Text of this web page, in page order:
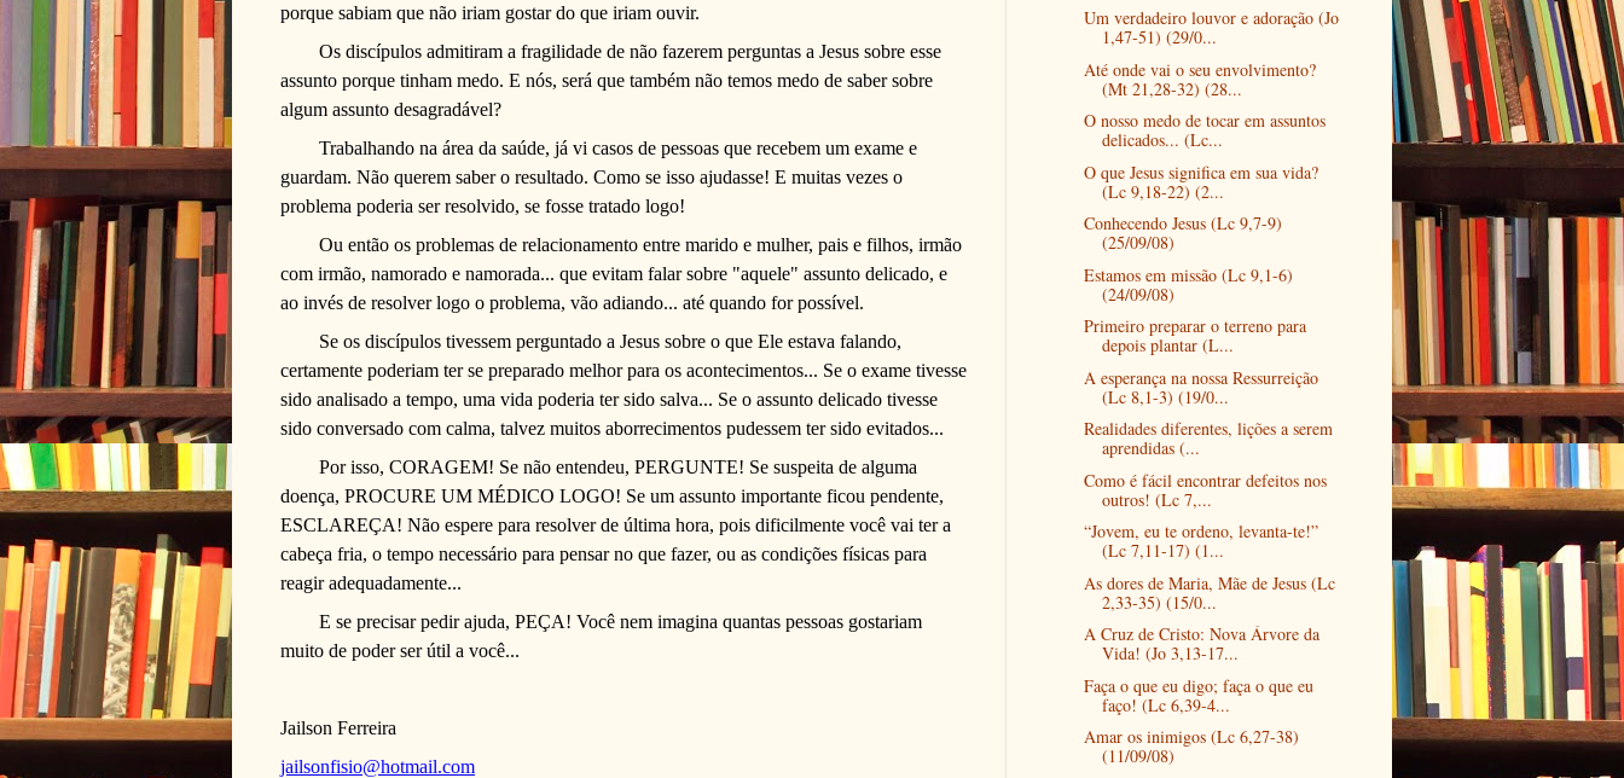
porque sabiam que não iriam gostar do que iriam ouvir.
Os discípulos admitiram a fragilidade de não fazerem perguntas a Jesus sobre esse
assunto porque tinham medo. E nós, será que também não temos medo de saber sobre
algum assunto desagradável?
Trabalhando na área da saúde, já vi casos de pessoas que recebem um exame e
guardam. Não querem saber o resultado. Como se isso ajudasse! E muitas vezes o
problema poderia ser resolvido, se fosse tratado logo!
Ou então os problemas de relacionamento entre marido e mulher, pais e filhos, irmão
com irmão, namorado e namorada... que evitam falar sobre "aquele" assunto delicado, e
ao invés de resolver logo o problema, vão adiando... até quando for possível.
Se os discípulos tivessem perguntado a Jesus sobre o que Ele estava falando,
certamente poderiam ter se preparado melhor para os acontecimentos... Se o exame tivesse
sido analisado a tempo, uma vida poderia ter sido salva... Se o assunto delicado tivesse
sido conversado com calma, talvez muitos aborrecimentos pudessem ter sido evitados...
Por isso, CORAGEM! Se não entendeu, PERGUNTE! Se suspeita de alguma
doença, PROCURE UM MÉDICO LOGO! Se um assunto importante ficou pendente,
ESCLAREÇA! Não espere para resolver de última hora, pois dificilmente você vai ter a
cabeça fria, o tempo necessário para pensar no que fazer, ou as condições físicas para
reagir adequadamente...
E se precisar pedir ajuda, PEÇA! Você nem imagina quantas pessoas gostariam
muito de poder ser útil a você...
Jailson Ferreira
jailsonfisio@hotmail.com
Um verdadeiro louvor e adoração (Jo
1,47-51) (29/0...
Até onde vai o seu envolvimento?
(Mt 21,28-32) (28...
O nosso medo de tocar em assuntos
delicados... (Lc...
O que Jesus significa em sua vida?
(Lc 9,18-22) (2...
Conhecendo Jesus (Lc 9,7-9)
(25/09/08)
Estamos em missão (Lc 9,1-6)
(24/09/08)
Primeiro preparar o terreno para
depois plantar (L...
A esperança na nossa Ressurreição
(Lc 8,1-3) (19/0...
Realidades diferentes, lições a serem
aprendidas (...
Como é fácil encontrar defeitos nos
outros! (Lc 7,...
“Jovem, eu te ordeno, levanta-te!”
(Lc 7,11-17) (1...
As dores de Maria, Mãe de Jesus (Lc
2,33-35) (15/0...
A Cruz de Cristo: Nova Árvore da
Vida! (Jo 3,13-17...
Faça o que eu digo; faça o que eu
faço! (Lc 6,39-4...
Amar os inimigos (Lc 6,27-38)
(11/09/08)